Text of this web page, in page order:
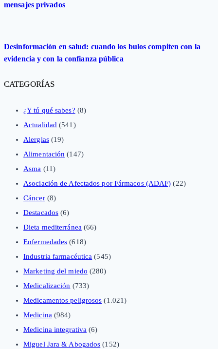
mensajes privados
Desinformación en salud: cuando los bulos compiten con la
evidencia y con la confianza pública
CATEGORÍAS
¿Y tú qué sabes? (8)
Actualidad (541)
Alergias(19)
Alimentación (147)
Asma (11)
Asociación de Afectados por Fármacos (ADAF) (22)
Cáncer(8)
Destacados (6)
Dieta mediterránea (66)
Enfermedades (618)
Industria farmacéutica (545)
Marketing del miedo (280)
Medicalización (733)
Medicamentos peligrosos (1.021)
Medicina (984)
Medicina integrativa (6)
Miguel Jara & Abogados (152)